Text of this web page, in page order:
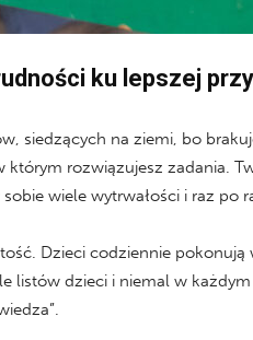
ku lepszej
siedzących na ziemi, bo
rozwiązujesz zadania.
wiele wytrwałości i raz po
Dzieci codziennie
dzieci i niemal w